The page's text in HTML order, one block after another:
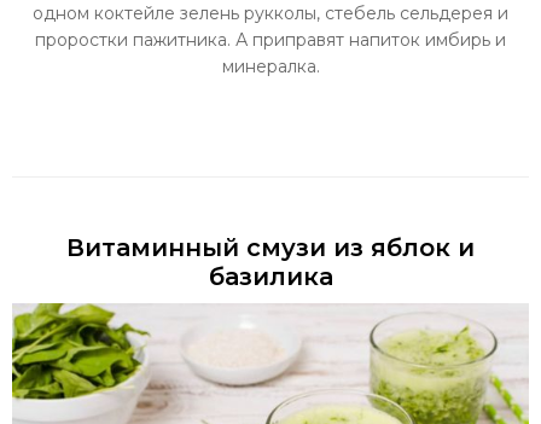
одном коктейле зелень рукколы, стебель сельдерея и
проростки пажитника. А приправят напиток имбирь и
минералка.
Витаминный смузи из яблок и
базилика